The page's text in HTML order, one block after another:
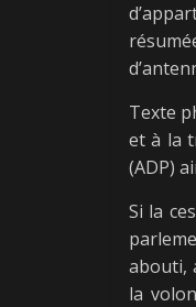
Texte
et à la
(ADP)
Si la
abouti,
la